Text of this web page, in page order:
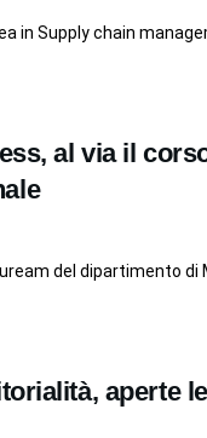
in Supply chain
al via il
del dipartimento di
aperte